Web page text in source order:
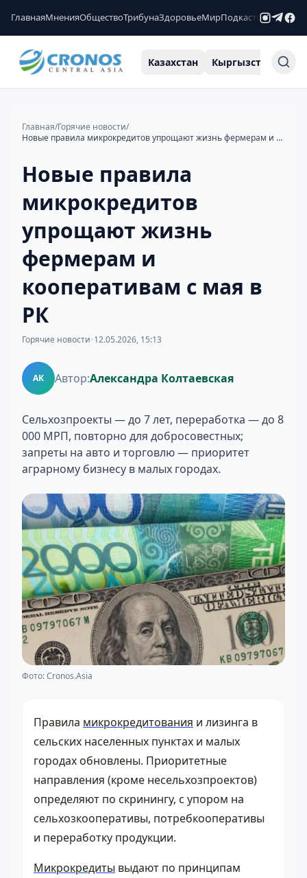
ГлавнаяМненияОбществоТрибунаЗдоровьеМирПодкастыРейтинги
Казахстан Кыргызстан
Главная/Горячие новости/
Новые правила микрокредитов упрощают жизнь фермерам и кооперативам с мая в РК
Новые правила
микрокредитов
упрощают жизнь
фермерам и
кооперативам с мая в
РК
Горячие новости•12.05.2026, 15:13
АК Автор:Александра Колтаевская
Сельхозпроекты — до 7 лет, переработка — до 8
000 МРП, повторно для добросовестных;
запреты на авто и торговлю — приоритет
аграрному бизнесу в малых городах.
Фото: Cronos.Asia
Правила микрокредитования и лизинга в
сельских населенных пунктах и малых
городах обновлены. Приоритетные
направления (кроме несельхозпроектов)
определяют по скринингу, с упором на
сельхозкооперативы, потребкооперативы
и переработку продукции.
Микрокредиты выдают по принципам